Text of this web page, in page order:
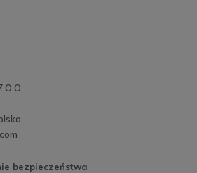
O.O.
bezpieczeństwa